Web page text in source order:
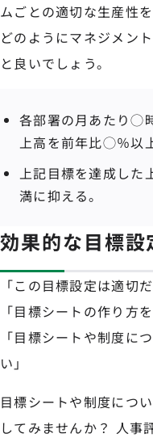
ムごとの適切な生産性
どのようにマネジメン
と良いでしょう。
各部署の月あたり◯
上高を前年比◯％以
上記目標を達成し
満に抑える。
効果的な目標
「この目標設定は適切
「目標シートの作
「目標シートや制度に
い」
目標シートや制度につ
してみませんか？ 人事